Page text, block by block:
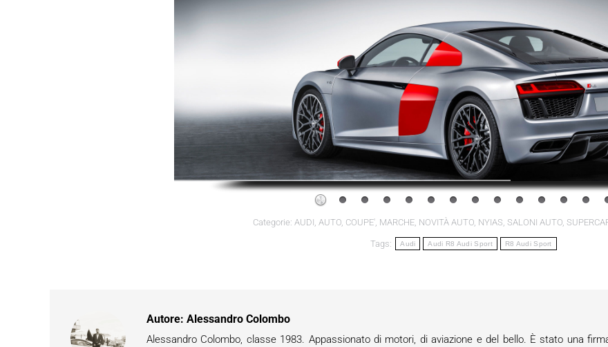
Categorie: AUDI, AUTO, COUPE', MARCHE, NOVITÀ AUTO, NYIAS, SALONI AUTO,
Tags: Audi Audi R8 Audi Sport R8 Audi Sport
Autore: Alessandro Colombo
Alessandro Colombo, classe 1983. Appassionato di motori, di aviazione e del bello. È stato una